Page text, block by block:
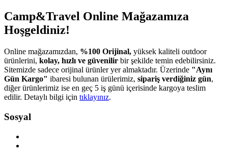
Camp&Travel Online Mağazamıza
Hoşgeldiniz!
Online mağazamızdan, %100 Orijinal, yüksek kaliteli outdoor
ürünlerini, kolay, hızlı ve güvenilir bir şekilde temin edebilirsiniz.
Sitemizde sadece orijinal ürünler yer almaktadır. Üzerinde "Aynı
Gün Kargo" ibaresi bulunan ürülerimiz, sipariş verdiğiniz gün,
diğer ürünlerimiz ise en geç 5 iş günü içerisinde kargoya teslim
edilir. Detaylı bilgi için tıklayınız.
Sosyal